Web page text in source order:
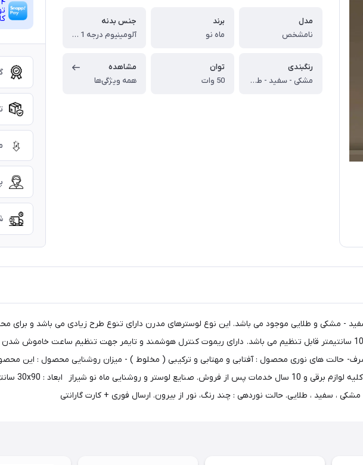
مدل
نامشخص
برند
ماه نو
جنس بدنه
آلومینیوم درجه 1 با رنگ الکترواستاتیک
رنگبندی
مشکی - سفید - طلایی
توان
50 وات
مشاهده
همه ویژگی‌ها
این محصول در سه رنگ سفید - مشکی و طلایی موجود می باشد. این نوع لوسترهای مدرن دارای تنوع طرح زیادی می باشد و
آشپزخانه استفاده می شوند. ارتفاع نصب متغیر بوده و بین 40 تا 100 سانتیمتر قابل تنظیم می باشد. دارای ریموت کنترل هوشمند و تایمر جهت